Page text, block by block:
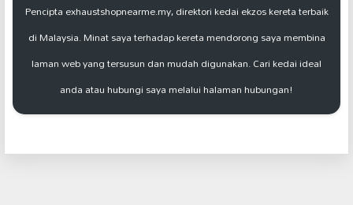
Pencipta exhaustshopnearme.my, direktori kedai ekzos kereta terbaik
di Malaysia. Minat saya terhadap kereta mendorong saya membina
laman web yang tersusun dan mudah digunakan. Cari kedai ideal
anda atau hubungi saya melalui halaman hubungan!